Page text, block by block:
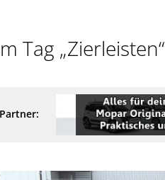
Tag „Zierleisten“
Partner: